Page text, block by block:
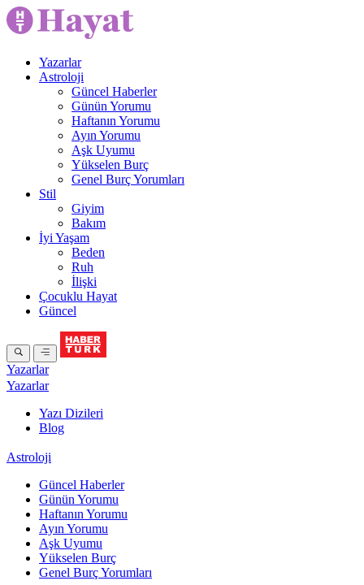
Yazarlar
Astroloji
Güncel Haberler
Günün Yorumu
Haftanın Yorumu
Ayın Yorumu
Aşk Uyumu
Yükselen Burç
Genel Burç Yorumları
Stil
Giyim
Bakım
İyi Yaşam
Beden
Ruh
İlişki
Çocuklu Hayat
Güncel
Yazarlar
Yazarlar
Yazı Dizileri
Blog
Astroloji
Güncel Haberler
Günün Yorumu
Haftanın Yorumu
Ayın Yorumu
Aşk Uyumu
Yükselen Burç
Genel Burç Yorumları